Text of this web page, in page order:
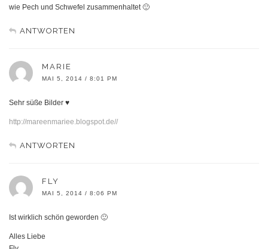
wie Pech und Schwefel zusammenhaltet 🙂
ANTWORTEN
MARIE
MAI 5, 2014 / 8:01 PM
Sehr süße Bilder ♥
http://mareenmariee.blogspot.de//
ANTWORTEN
FLY
MAI 5, 2014 / 8:06 PM
Ist wirklich schön geworden 🙂
Alles Liebe